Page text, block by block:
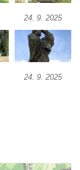
24. 9. 2025
24. 9. 2025